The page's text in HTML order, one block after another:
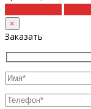
×
Заказать